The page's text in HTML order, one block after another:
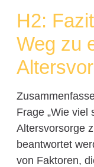
H2:
Weg zu
Frage „Wie viel
Altersvorsorge
beantwortet
von Faktoren,